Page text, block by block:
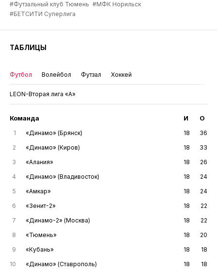
#Футзальный клуб Тюмень #МФК Норильск
#БЕТСИТИ Суперлига
ТАБЛИЦЫ
Футбол Волейбол Футзал Хоккей
LEON-Вторая лига «А»
Команда И О
1 «Динамо» (Брянск) 18
36
2
«Динамо» (Киров) 18
33
3
«Алания» 18
26
4
«Динамо» (Владивосток) 18
24
5
«Амкар» 18
24
6
«Зенит-2» 18
22
7
«Динамо-2» (Москва) 18
22
8
«Тюмень» 18
20
9
«Кубань» 18
18
10
«Динамо» (Ставрополь) 18 18